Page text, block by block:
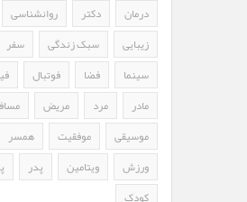
درمان
دکتر روانشناسی
زیبایی
سبک زندگی سفر
سینما
فضا فوتبال
مادر
مرد مریض
موسیقی
موفقیت همسر
ورزش
ویتامین پدر
کودک